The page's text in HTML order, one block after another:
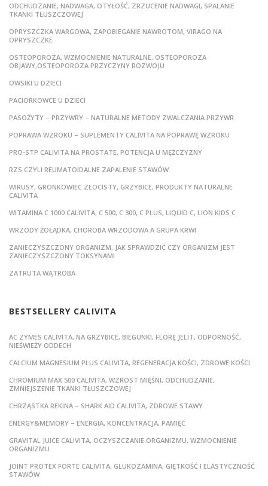
ODCHUDZANIE, NADWAGA, OTYŁOŚĆ, ZRZUCENIE NADWAGI, SPALANIE
TKANKI TŁUSZCZOWEJ
OPRYSZCZKA WARGOWA, ZAPOBIEGANIE NAWROTOM, VIRAGO NA
OPRYSZCZKE
OSTEOPOROZA, WZMOCNIENIE NATURALNE, OSTEOPOROZA
OBJAWY,OSTEOPOROZA PRZYCZYNY ROZWOJU
OWSIKI U DZIECI
PACIORKOWCE U DZIECI
PASOŻYTY – PRZYWRY – NATURALNE METODY ZWALCZANIA PRZYWR
POPRAWA WZROKU – SUPLEMENTY CALIVITA NA POPRAWĘ WZROKU
PRO-STP CALIVITA NA PROSTATE, POTENCJA U MĘŻCZYZNY
RZS CZYLI REUMATOIDALNE ZAPALENIE STAWÓW
WIRUSY, GRONKOWIEC ZŁOCISTY, GRZYBICE, PRODUKTY NATURALNE
CALIVITA
WITAMINA C 1000 CALIVITA, C 500, C 300, C PLUS, LIQUID C, LION KIDS C
WRZODY ŻOŁĄDKA, CHOROBA WRZODOWA A GRUPA KRWI
ZANIECZYSZCZONY ORGANIZM, JAK SPRAWDZIĆ CZY ORGANIZM JEST
ZANIECZYSZCZONY TOKSYNAMI
ZATRUTA WĄTROBA
BESTSELLERY CALIVITA
AC ZYMES CALIVITA, NA GRZYBICE, BIEGUNKI, FLORĘ JELIT, ODPORNOŚĆ,
NIEŚWIEŻY ODDECH
CALCIUM MAGNESIUM PLUS CALIVITA, REGENERACJA KOŚCI, ZDROWE KOŚCI
CHROMIUM MAX 500 CALIVITA, WZROST MIĘŚNI, ODCHUDZANIE,
ZMNIEJSZENIE TKANKI TŁUSZCZOWEJ
CHRZĄSTKA REKINA – SHARK AID CALIVITA, ZDROWE STAWY
ENERGY&MEMORY – ENERGIA, KONCENTRACJA, PAMIĘĆ
GRAVITAL JUICE CALIVITA, OCZYSZCZANIE ORGANIZMU, WZMOCNIENIE
ORGANIZMU
JOINT PROTEX FORTE CALIVITA, GLUKOZAMINA, GIĘTKOŚĆ I ELASTYCZNOŚĆ
STAWÓW